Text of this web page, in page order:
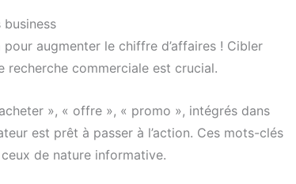
pour augmenter le chiffre d’affaires ! Cibler
recherche commerciale est crucial.
», « offre », « promo », intégrés dans
est prêt à passer à l’action. Ces mots-clés
de nature informative.